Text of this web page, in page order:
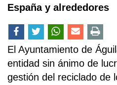
España y alrededores
El Ayuntamiento de
entidad sin ánimo de
gestión del reciclado de